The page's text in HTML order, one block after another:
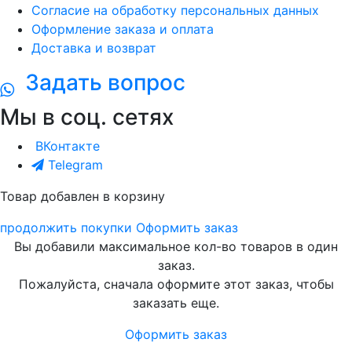
Согласие на обработку персональных данных
Оформление заказа и оплата
Доставка и возврат
Задать вопрос
Мы в соц. сетях
ВКонтакте
Telegram
Товар добавлен в корзину
продолжить покупки Оформить заказ
Вы добавили максимальное кол-во товаров в один
заказ.
Пожалуйста, сначала оформите этот заказ, чтобы
заказать еще.
Оформить заказ